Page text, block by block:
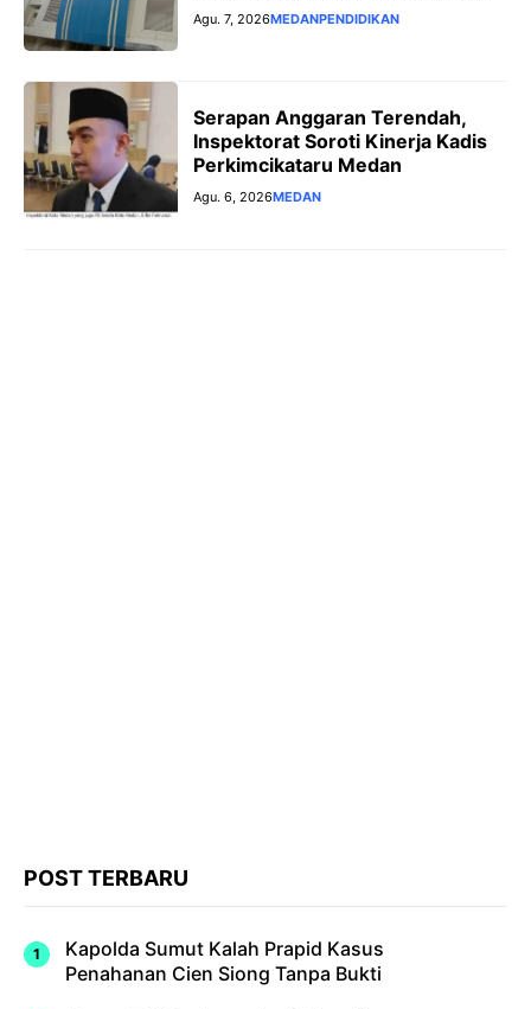
Agu. 7, 2026MEDANPENDIDIKAN
Serapan Anggaran Terendah,
Inspektorat Soroti Kinerja Kadis
Perkimcikataru Medan
Agu. 6, 2026MEDAN
POST TERBARU
Kapolda Sumut Kalah Prapid Kasus
Penahanan Cien Siong Tanpa Bukti